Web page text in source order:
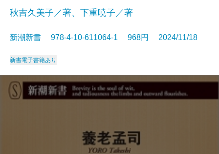
秋吉久美子／著、下重暁子／著
新潮新書 978-4-10-611064-1 968円 2024/11/18
新書電子書籍あり